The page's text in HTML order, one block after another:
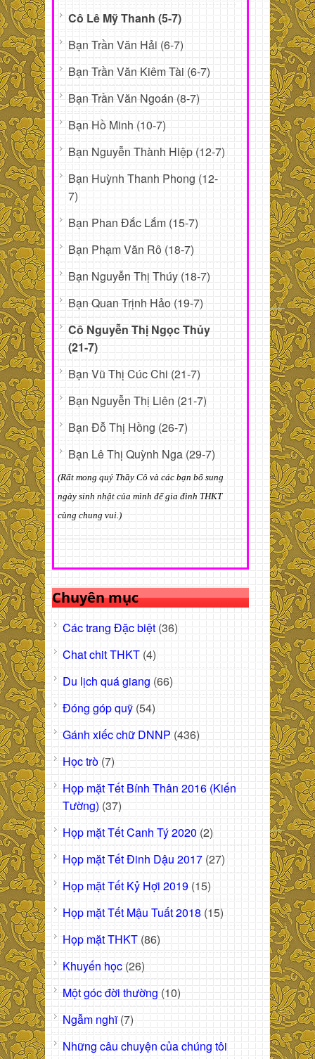
Cô Lê Mỹ Thanh (5-7)
Bạn Trần Văn Hải (6-7)
Bạn Trần Văn Kiêm Tài (6-7)
Bạn Trần Văn Ngoán (8-7)
Bạn Hồ Minh (10-7)
Bạn Nguyễn Thành Hiệp (12-7)
Bạn Huỳnh Thanh Phong (12-
7)
Bạn Phan Đắc Lắm (15-7)
Bạn Phạm Văn Rô (18-7)
Bạn Nguyễn Thị Thúy (18-7)
Bạn Quan Trịnh Hảo (19-7)
Cô Nguyễn Thị Ngọc Thủy
(21-7)
Bạn Vũ Thị Cúc Chi (21-7)
Bạn Nguyễn Thị Liên (21-7)
Bạn Đỗ Thị Hồng (26-7)
Bạn Lê Thị Quỳnh Nga (29-7)
(Rất mong quý Thầy Cô và các bạn bổ sung
ngày sinh nhật của mình để gia đình THKT
cùng chung vui.)
Chuyên mục
Các trang Đặc biệt (36)
Chat chit THKT (4)
Du lịch quá giang (66)
Đóng góp quỹ (54)
Gánh xiếc chữ DNNP (436)
Học trò (7)
Họp mặt Tết Bính Thân 2016 (Kiến
Tường) (37)
Họp mặt Tết Canh Tý 2020 (2)
Họp mặt Tết Đinh Dậu 2017 (27)
Họp mặt Tết Kỷ Hợi 2019 (15)
Họp mặt Tết Mậu Tuất 2018 (15)
Họp mặt THKT (86)
Khuyến học (26)
Một góc đời thường (10)
Ngẫm nghĩ(7)
Những câu chuyện của chúng tôi